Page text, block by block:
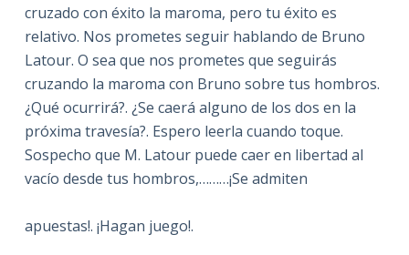
cruzado con éxito la maroma, pero tu éxito es
relativo. Nos prometes seguir hablando de Bruno
Latour. O sea que nos prometes que seguirás
cruzando la maroma con Bruno sobre tus hombros.
¿Qué ocurrirá?. ¿Se caerá alguno de los dos en la
próxima travesía?. Espero leerla cuando toque.
Sospecho que M. Latour puede caer en libertad al
vacío desde tus hombros,………¡Se admiten
apuestas!. ¡Hagan juego!.